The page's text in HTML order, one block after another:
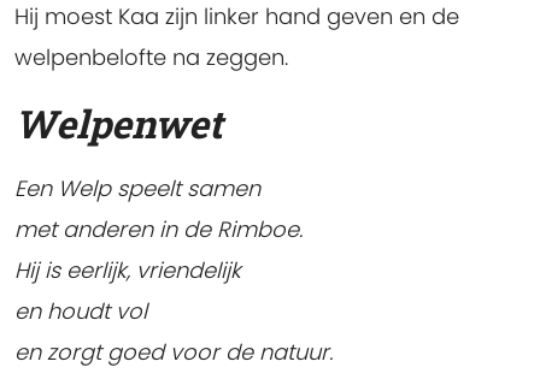
Hij moest Kaa zijn linker hand geven en de
welpenbelofte na zeggen.
Welpenwet
Een Welp speelt samen
met anderen in de Rimboe.
Hij is eerlijk, vriendelijk
en houdt vol
en zorgt goed voor de natuur.